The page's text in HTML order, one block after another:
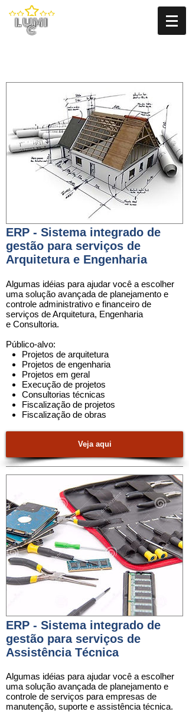
LUMI
C
ERP - Sistema integrado de
gestão para serviços de
Arquitetura e Engenharia
Algumas idéias para ajudar você a escolher
uma solução avançada de planejamento e
controle administrativo e financeiro de
serviços​​ de Arquitetura, Engenharia
e Consultoria.
Público-alvo:
Projetos de arquitetura
Projetos de engenharia
Projetos em geral
Execução de projetos
Consultorias técnicas
Fiscalização de projetos
Fiscalização de obras
Veja aqui
ERP - Sistema integrado de
gestão para serviços de
Assistência Técnica
Algumas idéias para ajudar você a escolher
uma solução avançada de planejamento e
controle de serviços para empresas de
manutenção, suporte e assistência técnica.